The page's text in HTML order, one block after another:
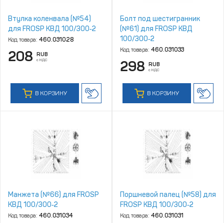
Втулка коленвала (№54)
для FROSP КВД 100/300‑2
Код товара: 460.031028
208 RUB
с НДС
В КОРЗИНУ
Болт под шестигранник
(№61) для FROSP КВД
100/300‑2
Код товара: 460.031033
298 RUB
с НДС
В КОРЗИНУ
Манжета (№66) для FROSP
КВД 100/300‑2
Код товара: 460.031034
Поршневой палец (№58) для
FROSP КВД 100/300‑2
Код товара: 460.031031